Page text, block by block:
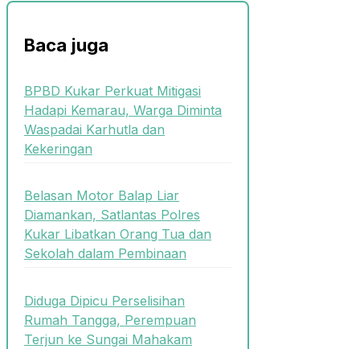
Baca juga
BPBD Kukar Perkuat Mitigasi
Hadapi Kemarau, Warga Diminta
Waspadai Karhutla dan
Kekeringan
Belasan Motor Balap Liar
Diamankan, Satlantas Polres
Kukar Libatkan Orang Tua dan
Sekolah dalam Pembinaan
Diduga Dipicu Perselisihan
Rumah Tangga, Perempuan
Terjun ke Sungai Mahakam